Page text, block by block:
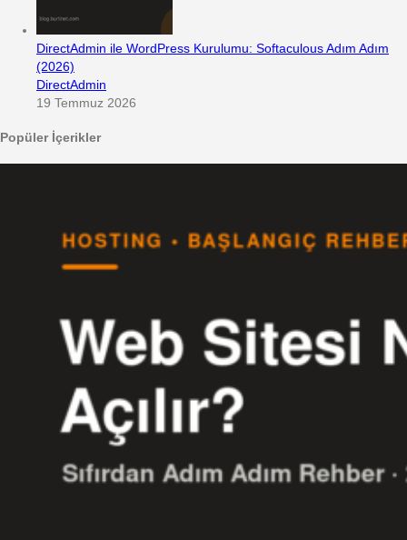
DirectAdmin ile WordPress Kurulumu: Softaculous Adım Adım
(2026)
DirectAdmin
19 Temmuz 2026
Popüler İçerikler